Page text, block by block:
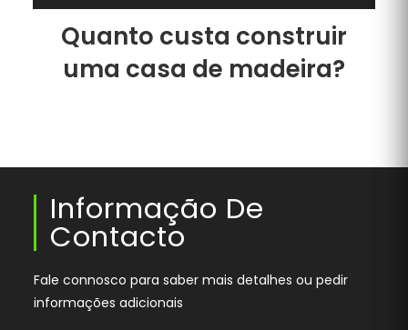
Quanto custa construir
uma casa de madeira?
Informação De
Contacto
Fale connosco para saber mais detalhes ou pedir
informações adicionais